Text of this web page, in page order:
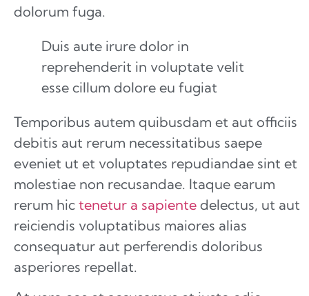
dolorum fuga.
Duis aute irure dolor in
reprehenderit in voluptate velit
esse cillum dolore eu fugiat
Temporibus autem quibusdam et aut officiis
debitis aut rerum necessitatibus saepe
eveniet ut et voluptates repudiandae sint et
molestiae non recusandae. Itaque earum
rerum hic tenetur a sapiente delectus, ut aut
reiciendis voluptatibus maiores alias
consequatur aut perferendis doloribus
asperiores repellat.